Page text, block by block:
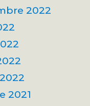
2022
2021